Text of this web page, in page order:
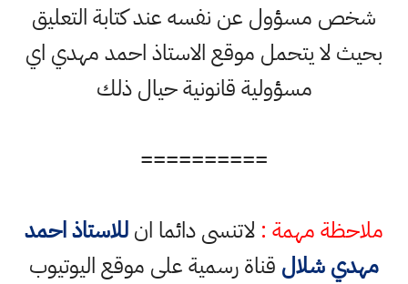
شخص مسؤول عن نفسه عند كتابة التعليق
بحيث لا يتحمل موقع الاستاذ احمد مهدي اي
مسؤولية قانونية حيال ذلك
==========
ملاحظة مهمة : لاتنسى دائما انللاستاذ احمد
مهدي شلال قناة رسمية على موقع اليوتيوب